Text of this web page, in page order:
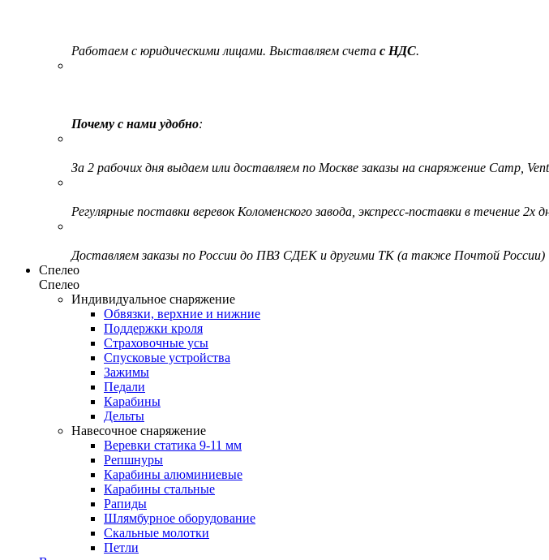
Работаем с юридическими лицами. Выставляем счета с НДС.
Почему с нами удобно:
За 2 рабочих дня выдаем или доставляем по Москве заказы на снаряжение Camp,
Регулярные поставки веревок Коломенского завода, экспресс-поставки в течение 2х
Доставляем заказы по России до ПВЗ СДЕК и другими ТК (а также Почтой России)
Спелео
Спелео
Индивидуальное снаряжение
Обвязки, верхние и нижние
Поддержки кроля
Страховочные усы
Спусковые устройства
Зажимы
Педали
Карабины
Дельты
Навесочное снаряжение
Веревки статика 9-11 мм
Репшнуры
Карабины алюминиевые
Карабины стальные
Рапиды
Шлямбурное оборудование
Скальные молотки
Петли